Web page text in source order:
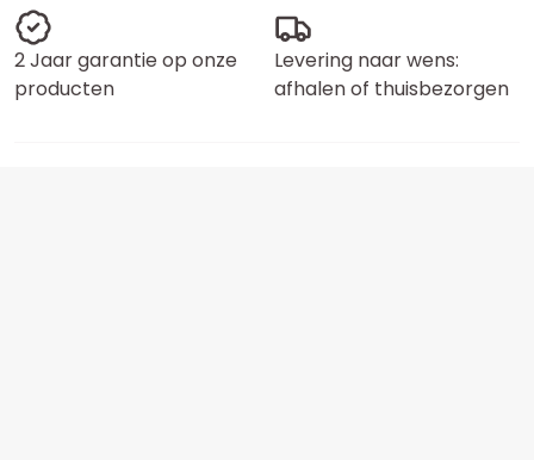
2 Jaar garantie op onze
producten
Levering naar wens:
afhalen of thuisbezorgen